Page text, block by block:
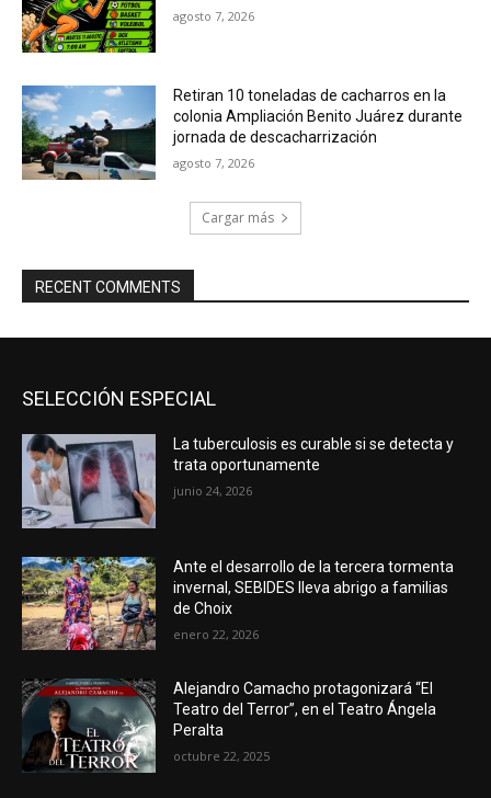
agosto 7, 2026
Retiran 10 toneladas de cacharros en la
colonia Ampliación Benito Juárez durante
jornada de descacharrización
agosto 7, 2026
Cargar más
RECENT COMMENTS
SELECCIÓN ESPECIAL
La tuberculosis es curable si se detecta y
trata oportunamente
junio 24, 2026
Ante el desarrollo de la tercera tormenta
invernal, SEBIDES lleva abrigo a familias
de Choix
enero 22, 2026
Alejandro Camacho protagonizará “El
Teatro del Terror”, en el Teatro Ángela
Peralta
octubre 22, 2025